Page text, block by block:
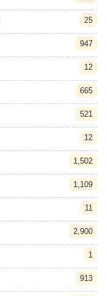
25
947
12
665
521
12
1,502
1,109
11
2,900
1
913